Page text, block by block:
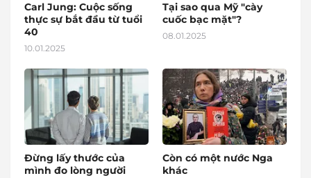
Carl Jung: Cuộc sống
thực sự bắt đầu từ tuổi
40
10.01.2025
Tại sao qua Mỹ "cày
cuốc bạc mặt"?
08.01.2025
Đừng lấy thước của
mình đo lòng người
Còn có một nước Nga
khác